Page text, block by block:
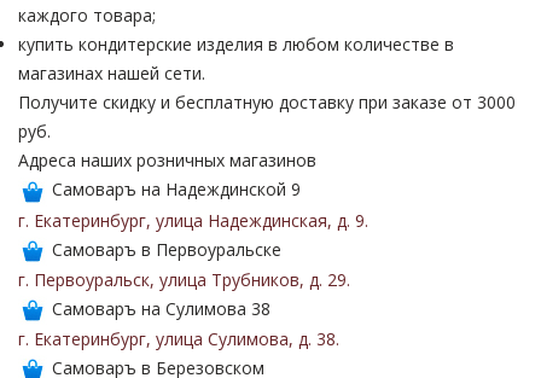
каждого товара;
купить кондитерские изделия в любом количестве в
магазинах нашей сети.
Получите скидку и бесплатную доставку при заказе от 3000
руб.
Адреса наших розничных магазинов
Самоваръ на Надеждинской 9
г. Екатеринбург, улица Надеждинская, д. 9.
Самоваръ в Первоуральске
г. Первоуральск, улица Трубников, д. 29.
Самоваръ на Сулимова 38
г. Екатеринбург, улица Сулимова, д. 38.
Самоваръ в Березовском